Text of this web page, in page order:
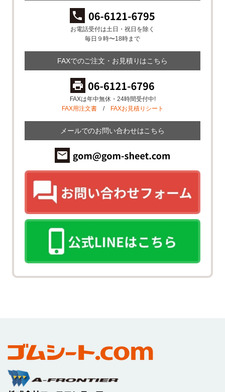
お電話受付は土日・祝日を除く
毎日９時〜18時まで
FAXでのご注文・お見積りはこちら
FAXは年中無休・24時間受付中!
FAX用注文書/ FAXお見積りシート
メールでのお問い合わせはこちら